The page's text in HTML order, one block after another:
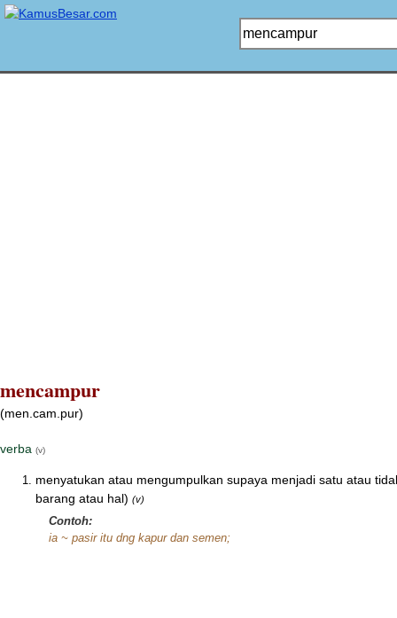
mencampur
(men.cam.pur)
verba (v)
menyatukan atau mengumpulkan supaya menjadi satu atau
barang atau hal) (v)
Contoh:
ia ~ pasir itu dng kapur dan semen;